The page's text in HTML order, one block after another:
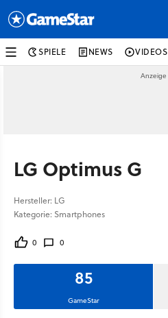
SPIELE NEWS VIDEOS
LG Optimus G
Hersteller: LG
Kategorie: Smartphones
0 0
85
GameStar